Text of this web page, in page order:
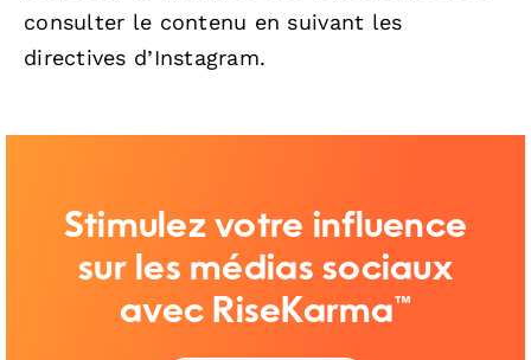
consulter le contenu en suivant les
directives d’Instagram.
Stimulez votre influence
sur les médias sociaux
avec RiseKarma™